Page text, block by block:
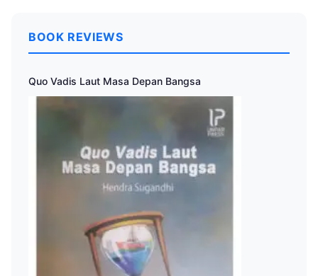
BOOK REVIEWS
Quo Vadis Laut Masa Depan Bangsa